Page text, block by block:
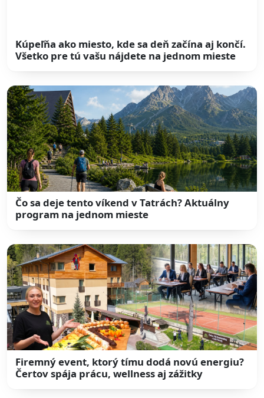
Kúpeľňa ako miesto, kde sa deň začína aj končí.
Všetko pre tú vašu nájdete na jednom mieste
Čo sa deje tento víkend v Tatrách? Aktuálny
program na jednom mieste
Firemný event, ktorý tímu dodá novú energiu?
Čertov spája prácu, wellness aj zážitky